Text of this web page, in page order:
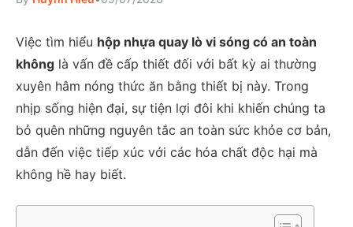
Việc tìm hiểu hộp nhựa quay lò vi sóng có an toàn
không là vấn đề cấp thiết đối với bất kỳ ai thường
xuyên hâm nóng thức ăn bằng thiết bị này. Trong
nhịp sống hiện đại, sự tiện lợi đôi khi khiến chúng ta
bỏ quên những nguyên tắc an toàn sức khỏe cơ bản,
dẫn đến việc tiếp xúc với các hóa chất độc hại mà
không hề hay biết.